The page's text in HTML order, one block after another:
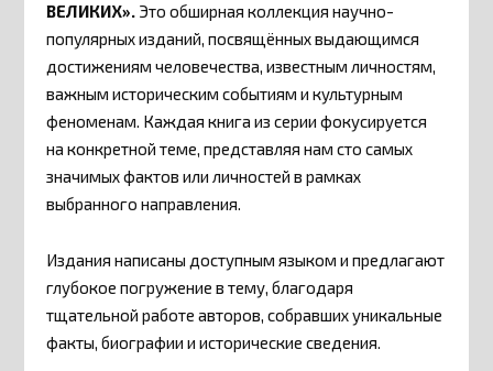
ВЕЛИКИХ». Это обширная коллекция научно-
популярных изданий, посвящённых выдающимся
достижениям человечества, известным личностям,
важным историческим событиям и культурным
феноменам. Каждая книга из серии фокусируется
на конкретной теме, представляя нам сто самых
значимых фактов или личностей в рамках
выбранного направления.
Издания написаны доступным языком и предлагают
глубокое погружение в тему, благодаря
тщательной работе авторов, собравших уникальные
факты, биографии и исторические сведения.